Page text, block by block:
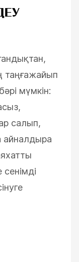
таңғажайып
мүмкін:
салып,
сенімді